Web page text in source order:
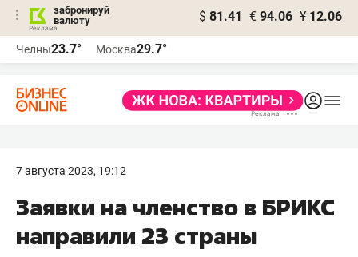
забронируй
валюту
$ 81.41 € 94.06 ¥ 12.06
Челны23.7° Москва29.7°
7 августа 2023, 19:12
Заявки на членство в БРИКС
направили 23 страны